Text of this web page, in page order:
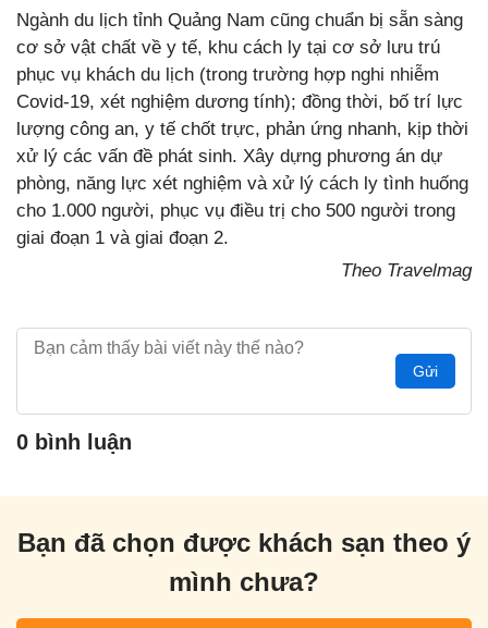
Ngành du lịch tỉnh Quảng Nam cũng chuẩn bị sẵn sàng
cơ sở vật chất về y tế, khu cách ly tại cơ sở lưu trú
phục vụ khách du lịch (trong trường hợp nghi nhiễm
Covid-19, xét nghiệm dương tính); đồng thời, bố trí lực
lượng công an, y tế chốt trực, phản ứng nhanh, kịp thời
xử lý các vấn đề phát sinh. Xây dựng phương án dự
phòng, năng lực xét nghiệm và xử lý cách ly tình huống
cho 1.000 người, phục vụ điều trị cho 500 người trong
giai đoạn 1 và giai đoạn 2.
Theo Travelmag
Gửi
0 bình luận
Bạn đã chọn được khách sạn theo ý
mình chưa?